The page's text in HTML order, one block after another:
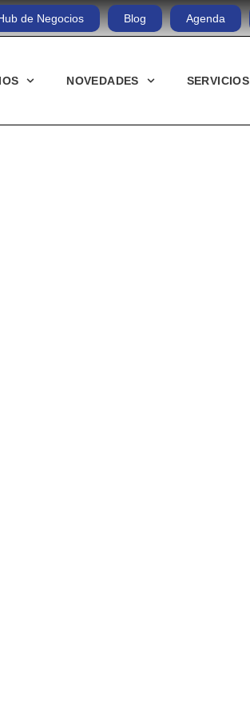
de Negocios Blog Agenda
NOVEDADES SERVICIOS